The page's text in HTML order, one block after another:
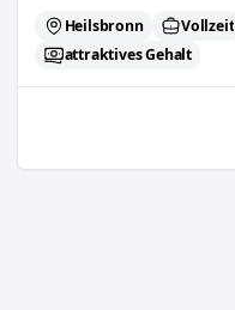
Heilsbronn Vollzeit
attraktives Gehalt